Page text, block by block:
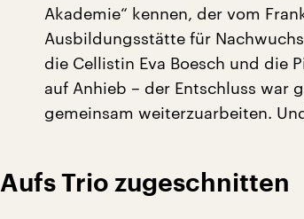
Akademie“ kennen, der vom
Ausbildungsstätte für
die Cellistin Eva Boesch und die
auf Anhieb – der Entschluss war
gemeinsam weiterzuarbeiten.
Aufs Trio zugeschnitten